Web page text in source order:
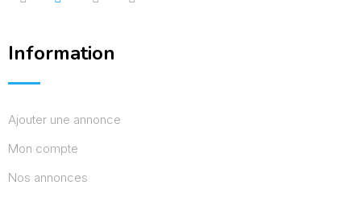
Information
Ajouter une annonce
Mon compte
Nos annonces